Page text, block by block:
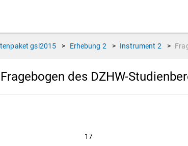
gsl2015 > Erhebung 2 > Instrument 2 >
Fragebogen des DZHW-
17